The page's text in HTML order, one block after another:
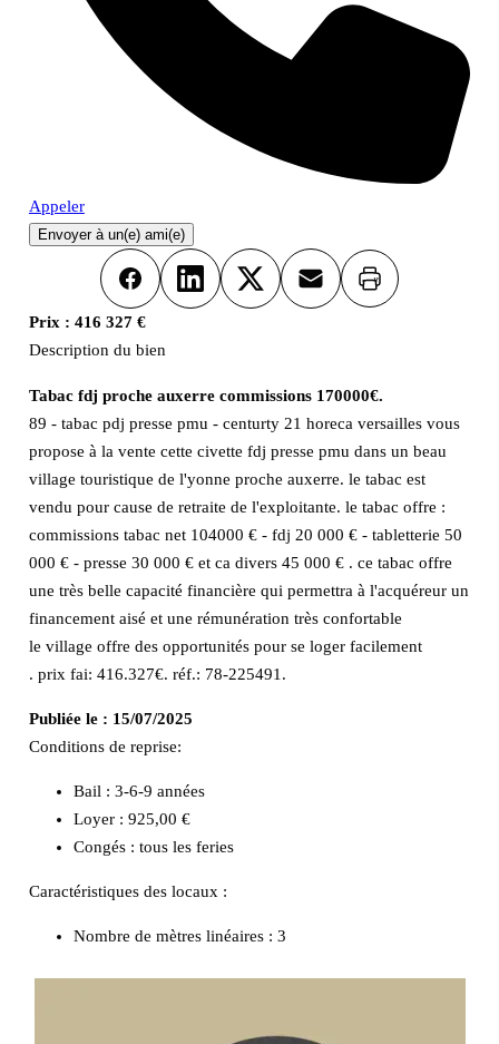
Appeler
Envoyer à un(e) ami(e)
FacebookLinkedInX Email Imprimer
Prix : 416 327 €
Description du bien
Tabac fdj proche auxerre commissions 170000€.
89 - tabac pdj presse pmu - centurty 21 horeca versailles vous
propose à la vente cette civette fdj presse pmu dans un beau
village touristique de l'yonne proche auxerre. le tabac est
vendu pour cause de retraite de l'exploitante. le tabac offre :
commissions tabac net 104000 € - fdj 20 000 € - tabletterie 50
000 € - presse 30 000 € et ca divers 45 000 € . ce tabac offre
une très belle capacité financière qui permettra à l'acquéreur un
financement aisé et une rémunération très confortable
le village offre des opportunités pour se loger facilement
. prix fai: 416.327€. réf.: 78-225491.
Publiée le : 15/07/2025
Conditions de reprise:
Bail : 3-6-9 années
Loyer : 925,00 €
Congés : tous les feries
Caractéristiques des locaux :
Nombre de mètres linéaires : 3